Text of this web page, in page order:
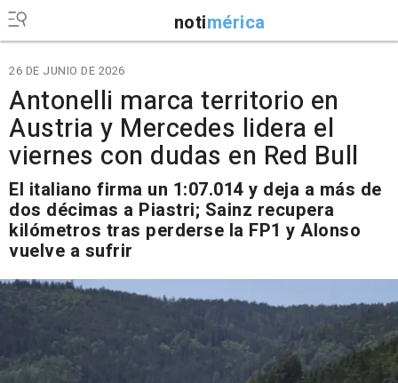
notimérica
26 DE JUNIO DE 2026
Antonelli marca territorio en
Austria y Mercedes lidera el
viernes con dudas en Red Bull
El italiano firma un 1:07.014 y deja a más de
dos décimas a Piastri; Sainz recupera
kilómetros tras perderse la FP1 y Alonso
vuelve a sufrir